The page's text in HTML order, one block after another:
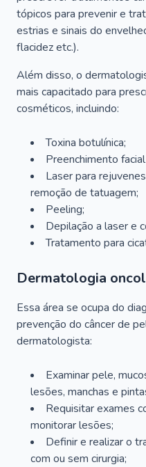
tópicos para prevenir e
estrias e sinais do
flacidez etc.).
Além disso, o
mais capacitado para
cosméticos, incluindo:
Toxina botulínica;
Preenchimento
Laser para
remoção de tatuagem;
Peeling;
Depilação a laser e
Tratamento para
Dermatologia
Essa área se ocupa do
prevenção do câncer de
dermatologista:
Examinar pele,
lesões, manchas e
Requisitar exames
monitorar lesões;
Definir e realizar o
com ou sem cirurgia;